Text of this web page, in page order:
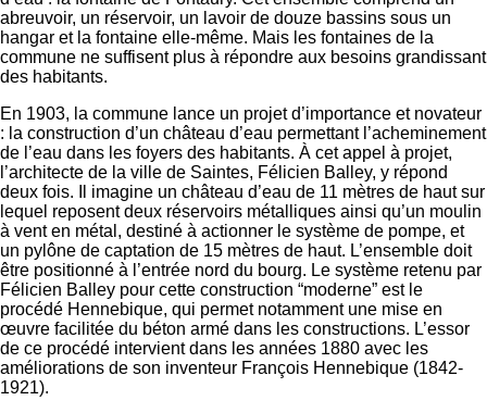
abreuvoir, un réservoir, un lavoir de douze bassins sous un
hangar et la fontaine elle-même. Mais les fontaines de la
commune ne suffisent plus à répondre aux besoins grandissant
des habitants.
En 1903, la commune lance un projet d’importance et novateur
: la construction d’un château d’eau permettant l’acheminement
de l’eau dans les foyers des habitants. À cet appel à projet,
l’architecte de la ville de Saintes, Félicien Balley, y répond
deux fois. Il imagine un château d’eau de 11 mètres de haut sur
lequel reposent deux réservoirs métalliques ainsi qu’un moulin
à vent en métal, destiné à actionner le système de pompe, et
un pylône de captation de 15 mètres de haut. L’ensemble doit
être positionné à l’entrée nord du bourg. Le système retenu par
Félicien Balley pour cette construction “moderne” est le
procédé Hennebique, qui permet notamment une mise en
œuvre facilitée du béton armé dans les constructions. L’essor
de ce procédé intervient dans les années 1880 avec les
améliorations de son inventeur François Hennebique (1842-
1921).